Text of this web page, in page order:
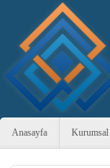
Anasayfa Kurumsal